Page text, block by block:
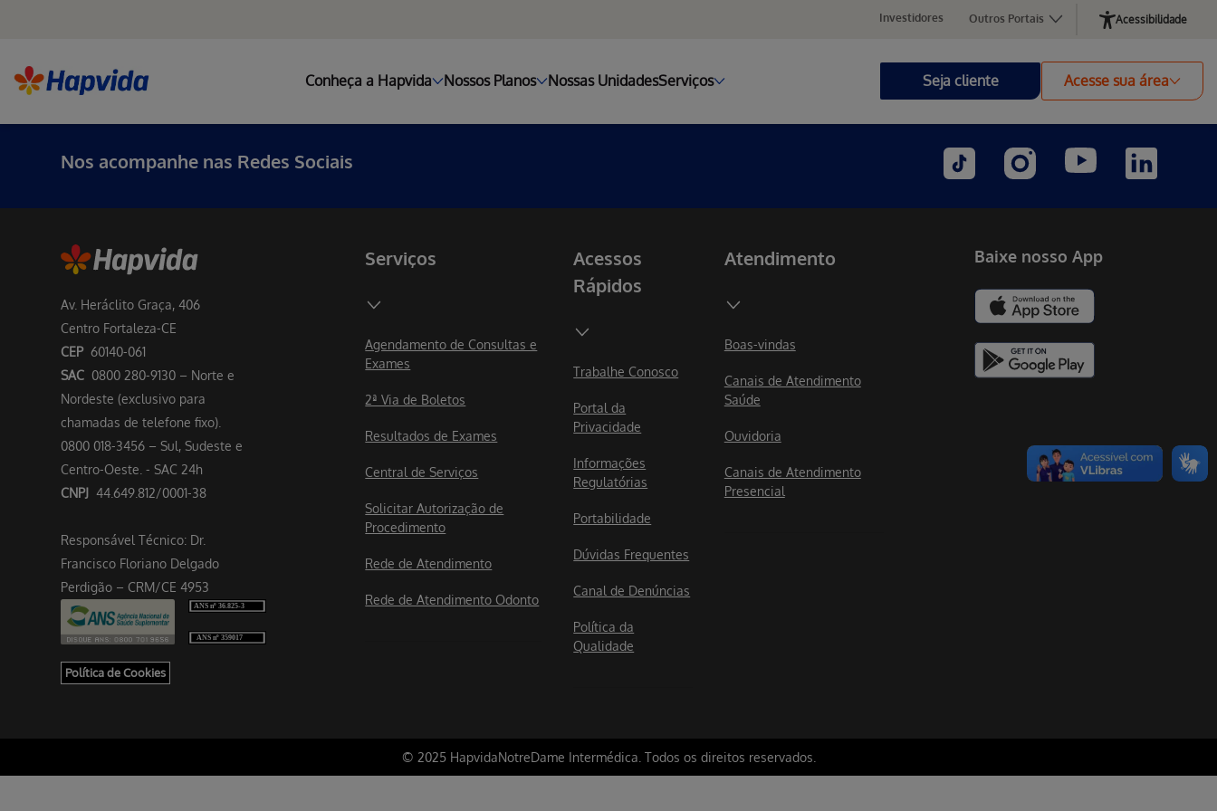
Investidores Outros Portais Acessibilidade
Conheça a Hapvida Nossos Planos Nossas UnidadesServiços Seja cliente Acesse sua área
Nos acompanhe nas Redes Sociais
Av. Heráclito Graça, 406
Centro Fortaleza-CE
CEP 60140-061
SAC 0800 280-9130 – Norte e
Nordeste (exclusivo para
chamadas de telefone fixo).
0800 018-3456 – Sul, Sudeste e
Centro-Oeste. - SAC 24h
CNPJ 44.649.812/0001-38
Responsável Técnico: Dr.
Francisco Floriano Delgado
Perdigão – CRM/CE 4953
Política de Cookies
Serviços
Agendamento de Consultas e
Exames
2ª Via de Boletos
Resultados de Exames
Central de Serviços
Solicitar Autorização de
Procedimento
Rede de Atendimento
Rede de Atendimento Odonto
Acessos
Rápidos
Trabalhe Conosco
Portal da
Privacidade
Informações
Regulatórias
Portabilidade
Dúvidas Frequentes
Canal de Denúncias
Política da
Qualidade
Atendimento
Boas-vindas
Canais de Atendimento
Saúde
Ouvidoria
Canais de Atendimento
Presencial
Baixe nosso App
© 2025 HapvidaNotreDame Intermédica. Todos os direitos reservados.